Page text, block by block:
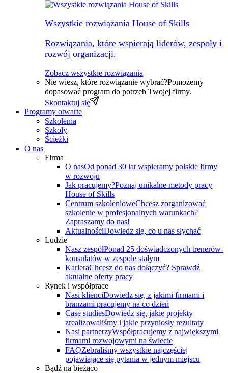
Wszystkie rozwiązania House of Skills
Rozwiązania, które wspierają liderów, zespoły i
rozwój organizacji.
Zobacz wszystkie rozwiązania
Nie wiesz, które rozwiązanie wybrać?Pomożemy
dopasować program do potrzeb Twojej firmy.
Skontaktuj się
Programy otwarte
Szkolenia
Szkoły
Ścieżki
O nas
Firma
O nasOd ponad 30 lat wspieramy polskie firmy
w rozwoju
Jak pracujemy?Poznaj unikalne metody pracy
House of Skills
Centrum szkolenioweChcesz zorganizować
szkolenie w profesjonalnych warunkach?
Zapraszamy do nas!
AktualnościDowiedz się, co u nas słychać
Ludzie
Nasz zespółPonad 25 doświadczonych trenerów-
konsulatów w zespole stałym
KarieraChcesz do nas dołączyć? Sprawdź
aktualne oferty pracy
Rynek i współprace
Nasi klienciDowiedz się, z jakimi firmami i
branżami pracujemy na co dzień
Case studiesDowiedz się, jakie projekty
zrealizowaliśmy i jakie przyniosły rezultaty
Nasi partnerzyWspółpracujemy z największymi
firmami rozwojowymi na świecie
FAQZebraliśmy wszystkie najczęściej
pojawiające się pytania w jednym miejscu
Bądź na bieżąco